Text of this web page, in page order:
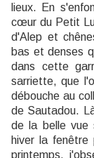
lieux. En
cœur du Petit
d'Alep et
bas et denses
dans cette
sarriette, que
débouche au
de Sautadou.
de la belle vue
hiver la fenêtre
printemps,